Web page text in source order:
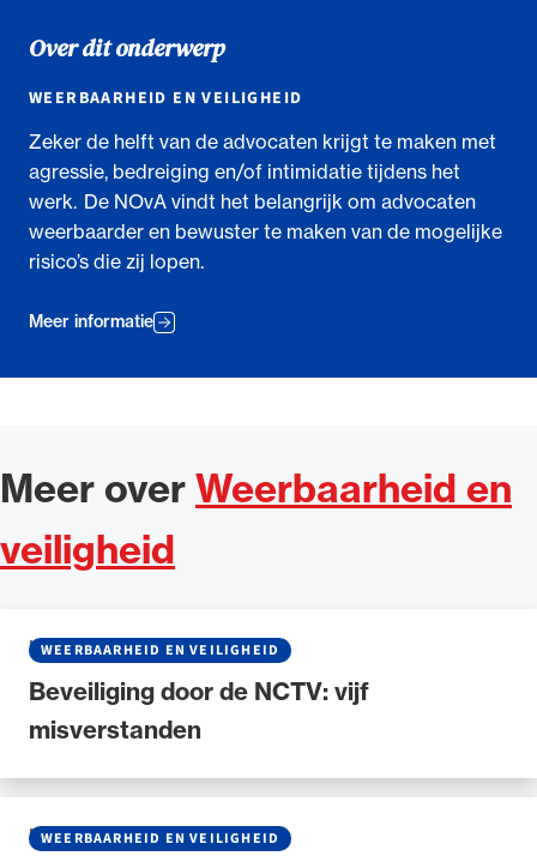
Over dit onderwerp
WEERBAARHEID EN VEILIGHEID
Zeker de helft van de advocaten krijgt te maken met
agressie, bedreiging en/of intimidatie tijdens het
werk. De NOvA vindt het belangrijk om advocaten
weerbaarder en bewuster te maken van de mogelijke
risico’s die zij lopen.
Meer informatie
Meer over Weerbaarheid en
veiligheid
Beveiliging door de NCTV: vijf
misverstanden
WEERBAARHEID EN VEILIGHEID
NIEUWS•07 MEI 2026
WEERBAARHEID EN VEILIGHEID
BLOG • 29 JANUARI 2026